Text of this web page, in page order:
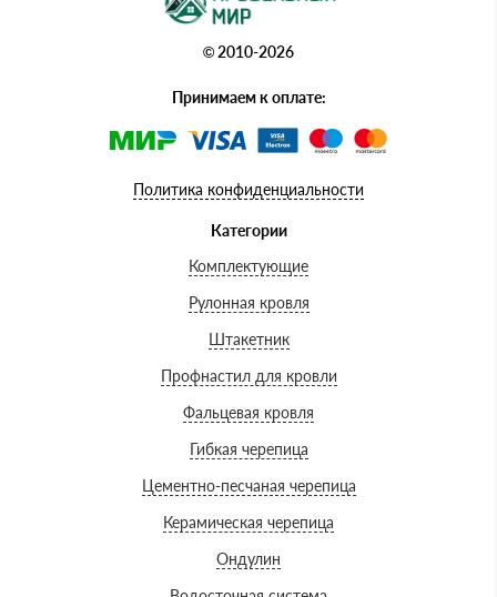
© 2010-2026
Принимаем к оплате:
Политика конфиденциальности
Категории
Комплектующие
Рулонная кровля
Штакетник
Профнастил для кровли
Фальцевая кровля
Гибкая черепица
Цементно-песчаная черепица
Керамическая черепица
Ондулин